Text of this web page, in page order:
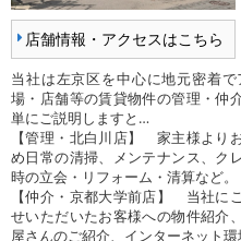
店舗情報・アクセスはこちら
当社は左京区を中心に地元密着
場・店舗等の賃貸物件の管理・仲
単にご説明しますと…
【管理・北白川店】 家主様より
め日常の清掃、メンテナンス、ク
時の立会・リフォーム・清算など。
【仲介・京都大学前店】 当社に
せいただいたお客様への物件紹介
屋さんのご紹介、インターネット環